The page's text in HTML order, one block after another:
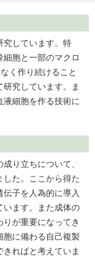
究しています。特
胞と一部のマクロ
く作り続けること
究しています。ま
細胞を作る技術に
り立ちについて、
た。ここから得た
子を人為的に導入
います。また成体の
が重要になってき
胞に備わる自己複製
ればと考えていま